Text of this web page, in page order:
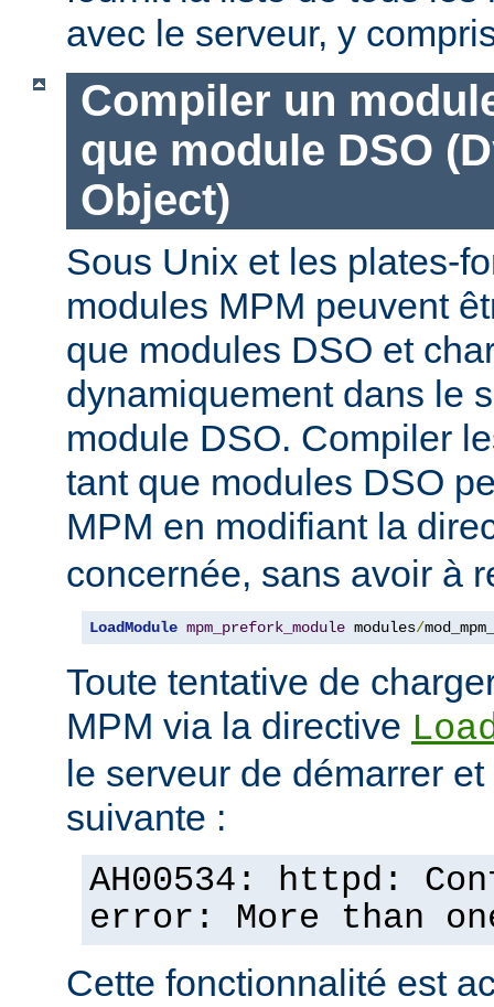
avec le serveur, y
Compiler un
que module DSO
Object)
Sous Unix et les plates-
modules MPM peuvent
que modules DSO et
dynamiquement dans le
module DSO. Compiler
tant que modules DSO
MPM en modifiant la
concernée, sans avoir à
LoadModule mpm_prefork_module modules/
Toute tentative de
MPM via la directive
le serveur de démarrer
suivante :
AH00534: httpd:
error: More than
Cette fonctionnalité est